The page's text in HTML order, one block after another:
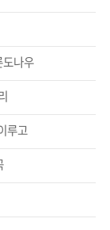
나우
루고